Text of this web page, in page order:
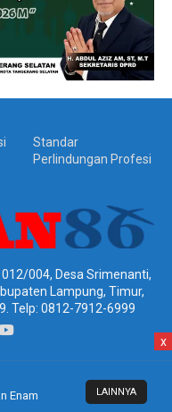
LAINNYA
Standar
Perlindungan Profesi
004, Desa Srimenanti,
Lampung, Timur,
Telp: 0812-7912-6999
Enam
x